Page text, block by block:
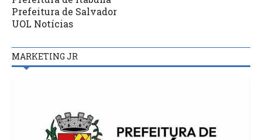
Prefeitura de Salvador
UOL Notícias
MARKETING JR